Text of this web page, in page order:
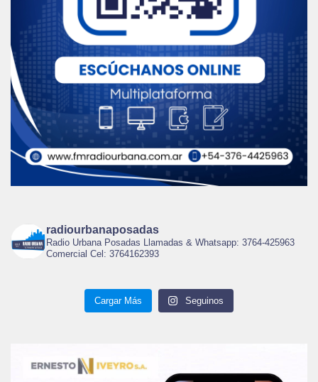
radiourbanaposadas
Radio Urbana Posadas Llamadas & Whatsapp: 3764-425963
Comercial Cel: 3764162393
Cargar Más Seguinos